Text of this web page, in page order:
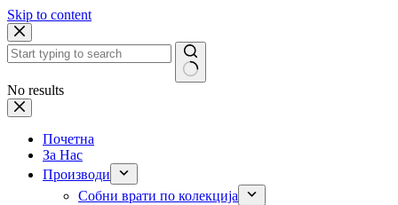
Skip to content
No results
Почетна
За Нас
Производи
Собни врати по колекција